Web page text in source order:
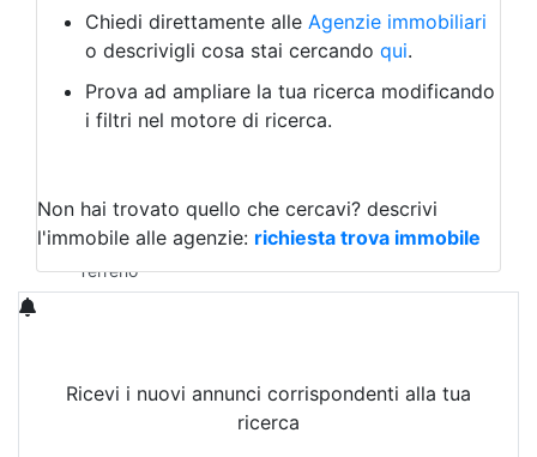
Albergo
Laboratorio Artigianale
Negozio/locale commerciale
Agriturismo
Magazzini
Qualsiasi
Terreno edificabile
Terreno
Chiedi direttamente alle Agenzie immobiliari
o descrivigli cosa stai cercando qui.
Prova ad ampliare la tua ricerca modificando
i filtri nel motore di ricerca.
Non hai trovato quello che cercavi? descrivi
l'immobile alle agenzie: richiesta trova immobile
Ricevi i nuovi annunci corrispondenti alla tua
ricerca